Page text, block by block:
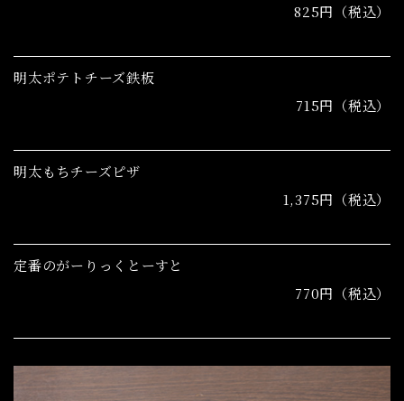
825円（税込）
明太ポテトチーズ鉄板
715円（税込）
明太もちチーズピザ
1,375円（税込）
定番のがーりっくとーすと
770円（税込）